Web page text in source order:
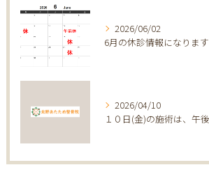
2026/06/02
6月の休診情報になります
2026/04/10